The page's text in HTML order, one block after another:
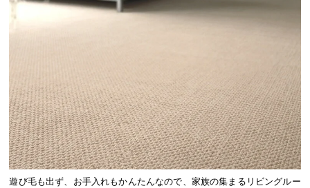
遊び毛も出ず、お手入れもかんたんなので、家族の集まるリビングルー